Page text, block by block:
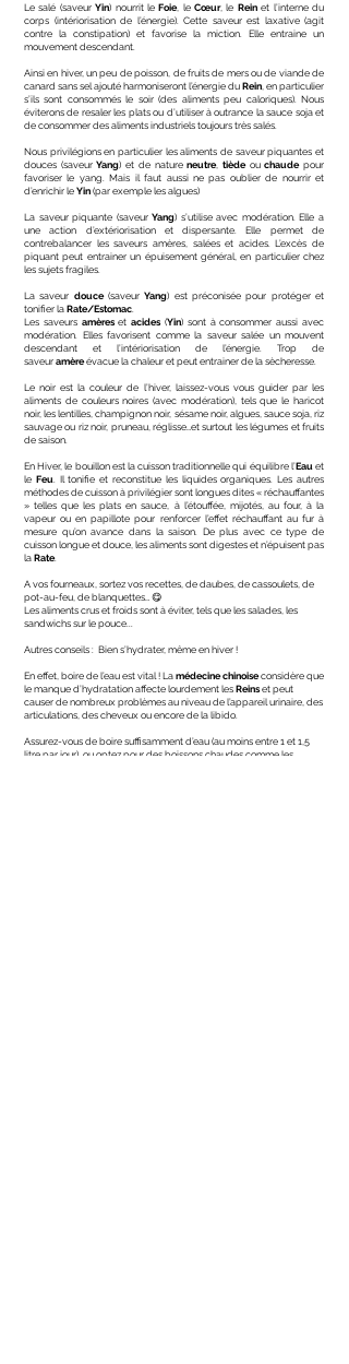
Le salé (saveurYin) nourrit leFoie, leCœur, le Reinet l’interne du
corps (intériorisation de l’énergie). Cette saveur est laxative (agit
contre la constipation) et favorise la miction. Elle entraine un
mouvement descendant.
Ainsi en hiver, un peu de poisson, de fruits de mers ou de viande de
canard sans sel ajouté harmoniseront l’énergie du Rein, en particulier
s’ils sont consommés le soir (des aliments peu caloriques). Nous
éviterons de resaler les plats ou d’utiliser à outrance la sauce soja et
de consommer des aliments industriels toujours très salés.
Nous privilégions en particulier les aliments de saveur piquantes et
douces (saveurYang) et de natureneutre, tiède ouchaudepour
favoriser le yang. Mais il faut aussi ne pas oublier de nourrir et
d’enrichir le Yin (par exemple les algues)
La saveur piquante (saveurYang) s’utilise avec modération. Elle a
une action d’extériorisation et dispersante. Elle permet de
contrebalancer les saveurs amères, salées et acides. L’excès de
piquant peut entrainer un épuisement général, en particulier chez
les sujets fragiles.
La saveur douce(saveurYang) est préconisée pour protéger et
tonifier la Rate/Estomac.
Les saveurs amèreset acides(Yin) sont à consommer aussi avec
modération. Elles favorisent comme la saveur salée un mouvent
descendant et l’intériorisation de l’énergie. Trop de
saveur amèreévacue la chaleur et peut entrainer de la sècheresse.
Le noir est la couleur de l’hiver, laissez-vous vous guider par les
aliments de couleurs noires (avec modération), tels que le haricot
noir, les lentilles, champignon noir, sésame noir, algues, sauce soja, riz
sauvage ou riz noir, pruneau, réglisse…et surtout les légumes et fruits
de saison.
En Hiver, le bouillon est la cuisson traditionnelle qui équilibre l’Eauet
le Feu. Il tonifie et reconstitue les liquides organiques. Les autres
méthodes de cuisson à privilégier sont longues dites « réchauffantes
» telles que les plats en sauce, à l’étouffée, mijotés, au four, à la
vapeur ou en papillote pour renforcer l’effet réchauffant au fur à
mesure qu’on avance dans la saison. De plus avec ce type de
cuisson longue et douce, les aliments sont digestes et n’épuisent pas
la Rate.
A vos fourneaux, sortez vos recettes, de daubes, de cassoulets, de
pot-au-feu, de blanquettes… 😋
Les aliments crus et froids sont à éviter, tels que les salades, les
sandwichs sur le pouce...
Autres conseils : Bien s’hydrater, même en hiver !
En effet, boire de l’eau est vital ! La médecine chinoiseconsidère que
le manque d’hydratation affecte lourdement les Reinset peut
causer de nombreux problèmes au niveau de l’appareil urinaire, des
articulations, des cheveux ou encore de la libido.
Assurez-vous de boire suffisamment d’eau (au moins entre 1 et 1,5
litre par jour), ou optez pour des boissons chaudes comme les